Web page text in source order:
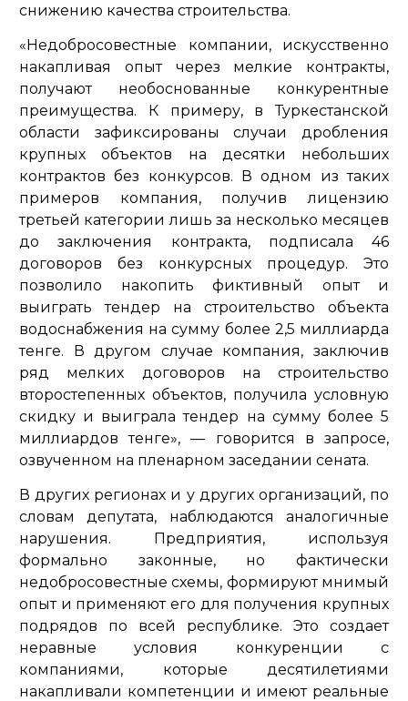
снижению качества строительства.
«Недобросовестные компании, искусственно
накапливая опыт через мелкие контракты,
получают необоснованные конкурентные
преимущества. К примеру, в Туркестанской
области зафиксированы случаи дробления
крупных объектов на десятки небольших
контрактов без конкурсов. В одном из таких
примеров компания, получив лицензию
третьей категории лишь за несколько месяцев
до заключения контракта, подписала 46
договоров без конкурсных процедур. Это
позволило накопить фиктивный опыт и
выиграть тендер на строительство объекта
водоснабжения на сумму более 2,5 миллиарда
тенге. В другом случае компания, заключив
ряд мелких договоров на строительство
второстепенных объектов, получила условную
скидку и выиграла тендер на сумму более 5
миллиардов тенге»,— говорится в запросе,
озвученном на пленарном заседании сената.
В других регионах и у других организаций, по
словам депутата, наблюдаются аналогичные
нарушения. Предприятия, используя
формально законные, но фактически
недобросовестные схемы, формируют мнимый
опыт и применяют его для получения крупных
подрядов по всей республике. Это создает
неравные условия конкуренции с
компаниями, которые десятилетиями
накапливали компетенции и имеют реальные